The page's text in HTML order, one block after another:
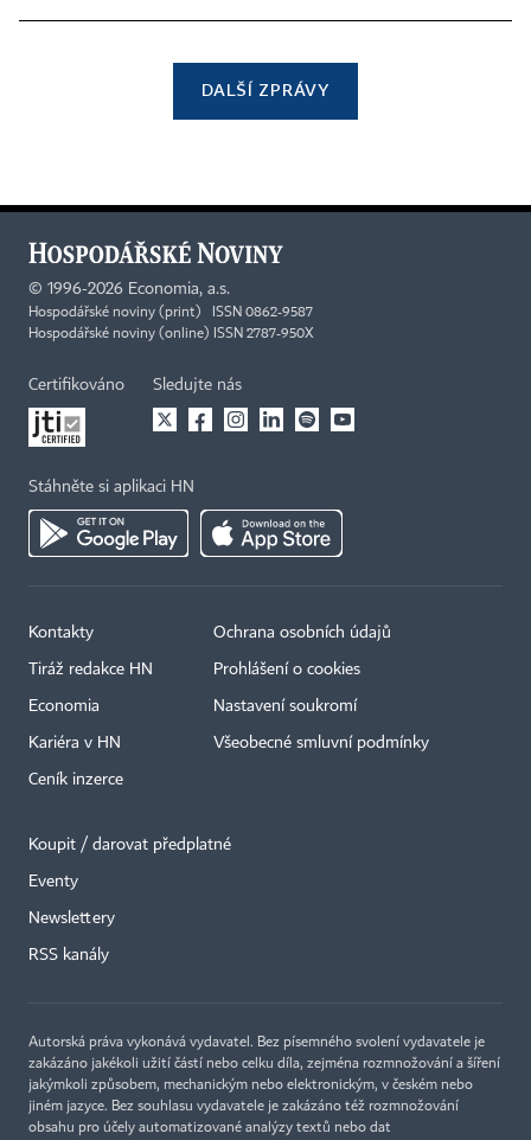
DALŠÍ ZPRÁVY
© 1996-2026 Economia, a.s.
Hospodářské noviny (print) ISSN 0862-9587
Hospodářské noviny (online) ISSN 2787-950X
Certifikováno Sledujte nás
Stáhněte si aplikaci HN
Kontakty
Tiráž redakce HN
Economia
Kariéra v HN
Ceník inzerce
Ochrana osobních údajů
Prohlášení o cookies
Nastavení soukromí
Všeobecné smluvní podmínky
Koupit / darovat předplatné
Eventy
Newslettery
RSS kanály
Autorská práva vykonává vydavatel. Bez písemného svolení vydavatele je
zakázáno jakékoli užití částí nebo celku díla, zejména rozmnožování a šíření
jakýmkoli způsobem, mechanickým nebo elektronickým, v českém nebo
jiném jazyce. Bez souhlasu vydavatele je zakázáno též rozmnožování
obsahu pro účely automatizované analýzy textů nebo dat